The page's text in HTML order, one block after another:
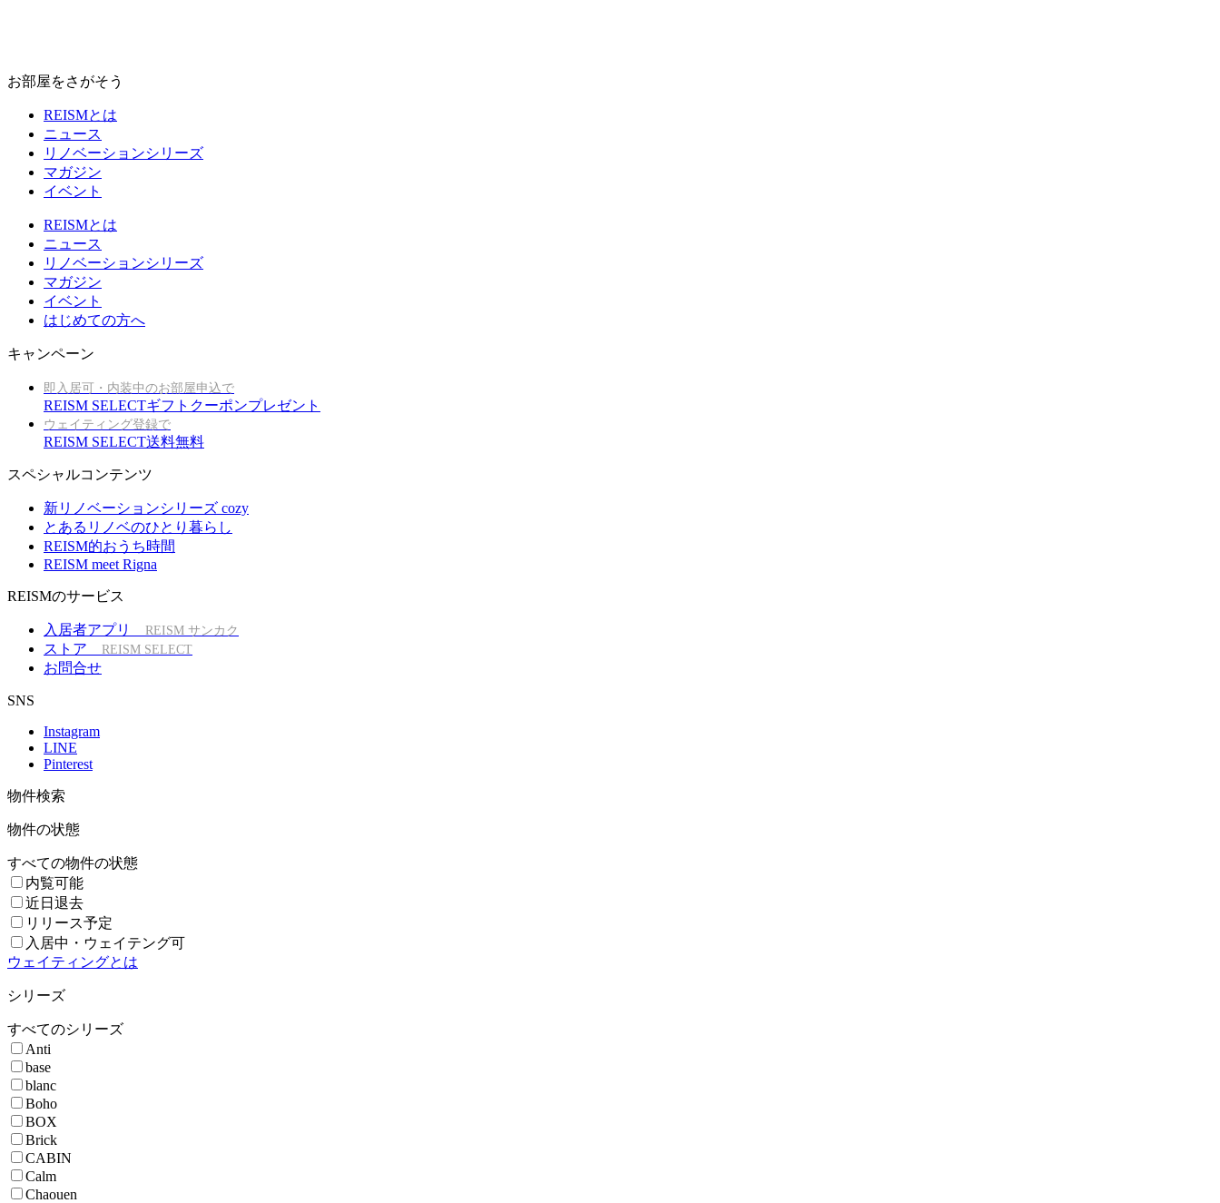
お部屋をさがそう
REISMとは
ニュース
リノベーションシリーズ
マガジン
イベント
REISMとは
ニュース
リノベーションシリーズ
マガジン
イベント
はじめての方へ
キャンペーン
即入居可・内装中のお部屋申込で
REISM SELECTギフトクーポンプレゼント
ウェイティング登録で
REISM SELECT送料無料
スペシャルコンテンツ
新リノベーションシリーズ cozy
とあるリノベのひとり暮らし
REISM的おうち時間
REISM meet Rigna
REISMのサービス
入居者アプリ REISM サンカク
ストア REISM SELECT
お問合せ
SNS
Instagram
LINE
Pinterest
物件検索
物件の状態
すべての物件の状態
内覧可能
近日退去
リリース予定
入居中・ウェイテング可
ウェイティングとは
シリーズ
すべてのシリーズ
Anti
base
blanc
Boho
BOX
Brick
CABIN
Calm
Chaouen